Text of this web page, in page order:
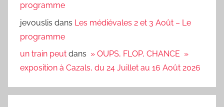
programme
jevouslis dans Les médiévales 2 et 3 Août – Le
programme
un train peut dans » OUPS, FLOP, CHANCE »
exposition à Cazals, du 24 Juillet au 16 Août 2026